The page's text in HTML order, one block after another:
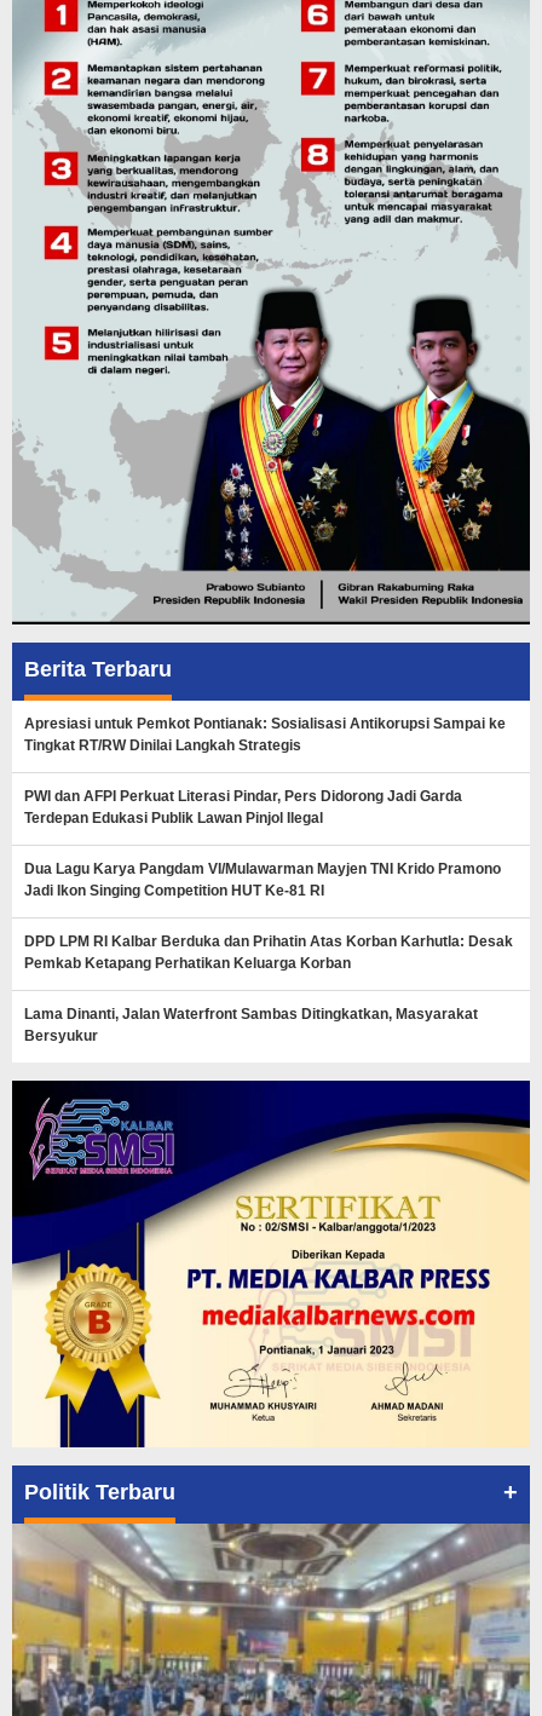
Berita Terbaru
Apresiasi untuk Pemkot Pontianak: Sosialisasi Antikorupsi Sampai ke
Tingkat RT/RW Dinilai Langkah Strategis
PWI dan AFPI Perkuat Literasi Pindar, Pers Didorong Jadi Garda
Terdepan Edukasi Publik Lawan Pinjol Ilegal
Dua Lagu Karya Pangdam VI/Mulawarman Mayjen TNI Krido Pramono
Jadi Ikon Singing Competition HUT Ke-81 RI
DPD LPM RI Kalbar Berduka dan Prihatin Atas Korban Karhutla: Desak
Pemkab Ketapang Perhatikan Keluarga Korban
Lama Dinanti, Jalan Waterfront Sambas Ditingkatkan, Masyarakat
Bersyukur
Politik Terbaru +